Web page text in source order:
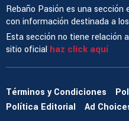
Rebaño Pasión es una
con información destinada a
Esta sección no tiene relación
sitio oficial haz click aquí
Términos y Condiciones
Política Editorial
Ad